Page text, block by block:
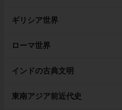
ギリシア世界
ローマ世界
インドの古典文明
東南アジア前近代史